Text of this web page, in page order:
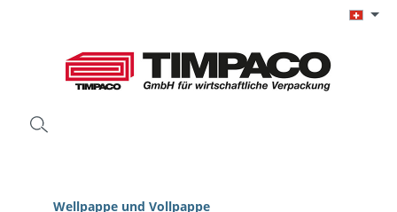
Wellpappe und Vollpappe